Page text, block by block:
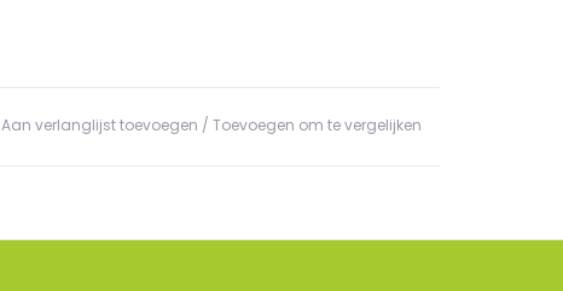
Aan verlanglijst toevoegen / Toevoegen om te vergelijken